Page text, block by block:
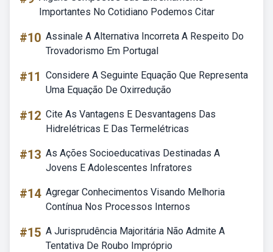
Importantes No Cotidiano Podemos Citar
#10 Assinale A Alternativa Incorreta A Respeito Do
Trovadorismo Em Portugal
#11 Considere A Seguinte Equação Que Representa
Uma Equação De Oxirredução
#12 Cite As Vantagens E Desvantagens Das
Hidrelétricas E Das Termelétricas
#13 As Ações Socioeducativas Destinadas A
Jovens E Adolescentes Infratores
#14 Agregar Conhecimentos Visando Melhoria
Contínua Nos Processos Internos
#15 A Jurisprudência Majoritária Não Admite A
Tentativa De Roubo Impróprio